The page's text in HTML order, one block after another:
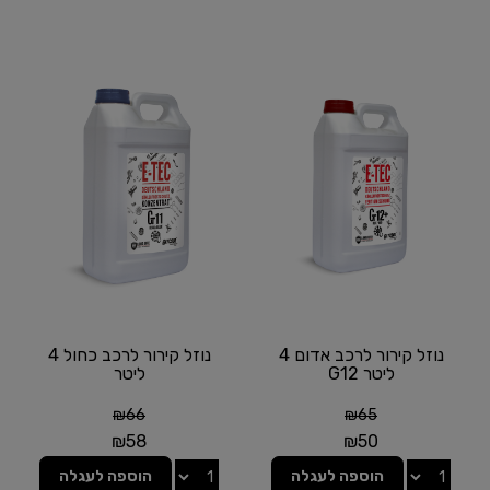
נוזל קירור לרכב אדום 4
ליטר G12
₪65
₪50
הוספה לעגלה
נוזל קירור לרכב כחול 4
ליטר
₪66
₪58
הוספה לעגלה